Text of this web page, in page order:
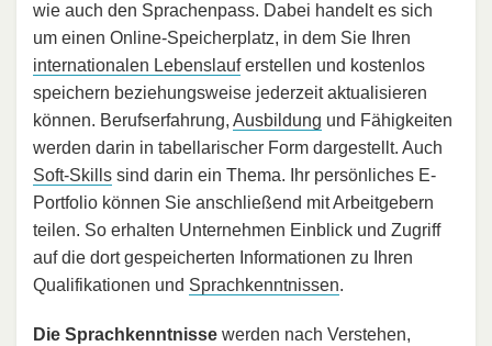
wie auch den Sprachenpass. Dabei handelt es sich
um einen Online-Speicherplatz, in dem Sie Ihren
internationalen Lebenslauferstellen und kostenlos
speichern beziehungsweise jederzeit aktualisieren
können. Berufserfahrung, Ausbildung und Fähigkeiten
werden darin in tabellarischer Form dargestellt. Auch
Soft-Skills sind darin ein Thema. Ihr persönliches E-
Portfolio können Sie anschließend mit Arbeitgebern
teilen. So erhalten Unternehmen Einblick und Zugriff
auf die dort gespeicherten Informationen zu Ihren
Qualifikationen und Sprachkenntnissen.
Die Sprachkenntnisse werden nach Verstehen,